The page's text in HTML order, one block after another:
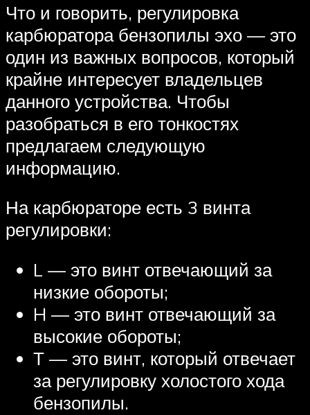
Что и говорить, регулировка
карбюратора бензопилы эхо — это
один из важных вопросов, который
крайне интересует владельцев
данного устройства. Чтобы
разобраться в его тонкостях
предлагаем следующую
информацию.
На карбюраторе есть 3 винта
регулировки:
L — это винт отвечающий за
низкие обороты;
H — это винт отвечающий за
высокие обороты;
Т — это винт, который отвечает
за регулировку холостого хода
бензопилы.